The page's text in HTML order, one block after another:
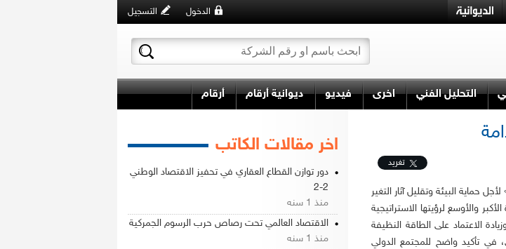
التسجيل الدخول
التحليل الفني اخرى فيديو ديوانية أرقام أرقام
تغريد
حماية البيئة وتقليل آثار التغير
والأوسع لرؤيتها الاستراتيجية
الاعتماد على الطاقة النظيفة
في تأكيد واضح للمجتمع الدولي
اخر مقالات الكاتب
دور توازن القطاع العقاري في تحفيز الاقتصاد الوطني
2-2
منذ 1 سنه
الاقتصاد العالمي تحت رصاص حرب الرسوم الجمركية
منذ 1 سنه